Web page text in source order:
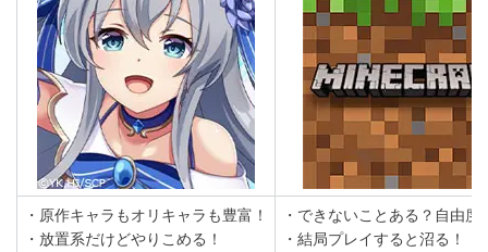
・原作キャラもオリキャラも豊富！
・放置系だけどやりこめる！
・できないことある？自由度
・結局プレイすると沼る！